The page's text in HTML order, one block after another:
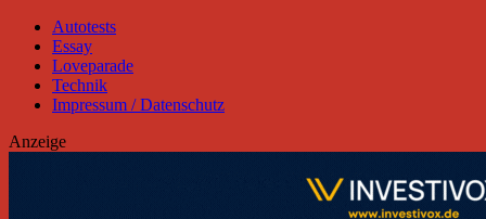
Autotests
Essay
Loveparade
Technik
Impressum / Datenschutz
Anzeige